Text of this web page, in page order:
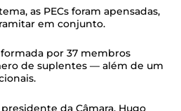
as PECs foram apensadas,
em conjunto.
por 37 membros
de suplentes — além de um
da Câmara, Hugo